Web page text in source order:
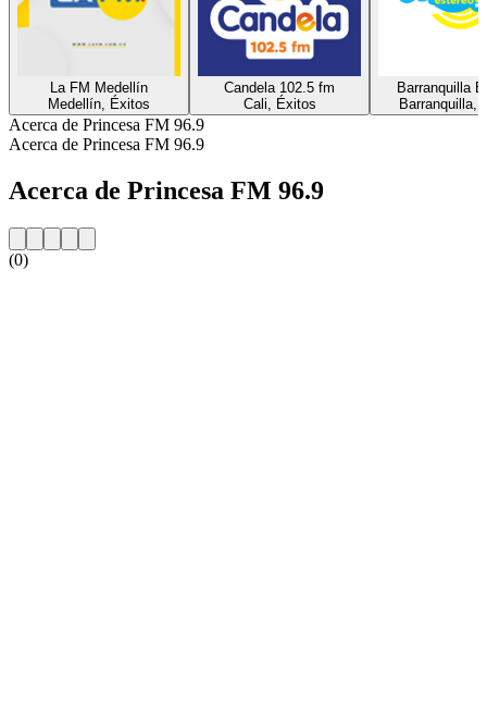
La FM Medellín
Medellín, Éxitos
Candela 102.5 fm
Cali, Éxitos
Barranquilla
Barranquilla,
Acerca de Princesa FM 96.9
Acerca de Princesa FM 96.9
Acerca de Princesa FM 96.9
(0)